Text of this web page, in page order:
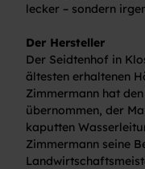
lecker – sondern
Der Hersteller
Der Seidtenhof in
ältesten erhaltenen
Zimmermann hat
übernommen, der
kaputten
Zimmermann seine